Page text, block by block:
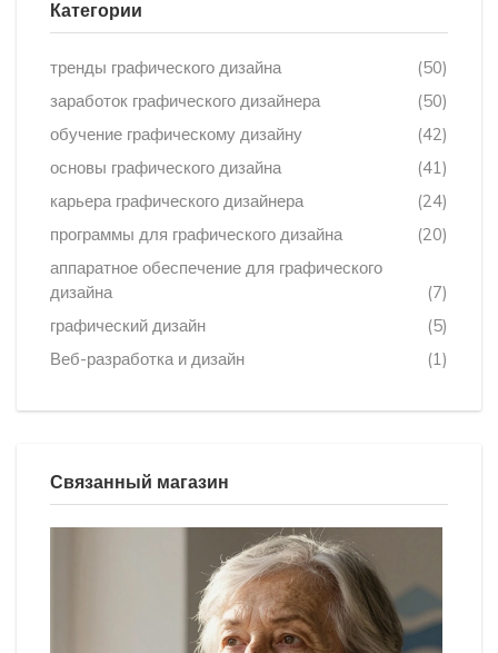
Категории
тренды графического дизайна
(50)
заработок графического дизайнера
(50)
обучение графическому дизайну
(42)
основы графического дизайна
(41)
карьера графического дизайнера
(24)
программы для графического дизайна
(20)
аппаратное обеспечение для графического
дизайна
(7)
графический дизайн
(5)
Веб-разработка и дизайн
(1)
Связанный магазин